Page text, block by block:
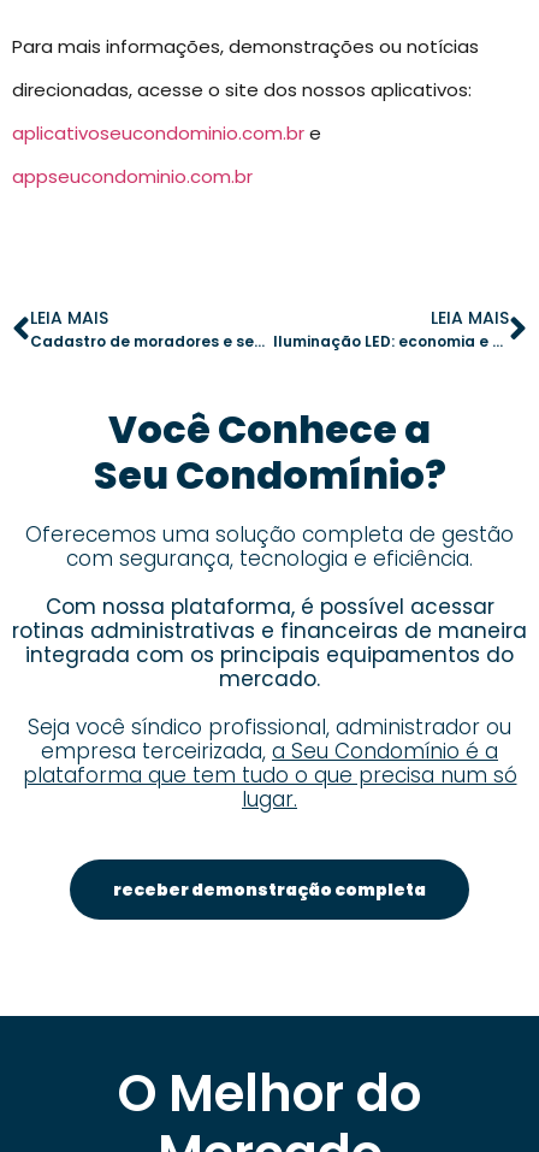
Para mais informações, demonstrações ou notícias
direcionadas, acesse o site dos nossos aplicativos:
aplicativoseucondominio.com.bre
appseucondominio.com.br
LEIA MAIS
Cadastro de moradores e segurança: os erros que podem colocar seu condomínio em risco
LEIA MAIS
Iluminação LED: economia e eficiência para condomínios
Você Conhece a
Seu Condomínio?
Oferecemos uma solução completa de gestão
com segurança, tecnologia e eficiência.
Com nossa plataforma, é possível acessar
rotinas administrativas e financeiras de maneira
integrada com os principais equipamentos do
mercado.
Seja você síndico profissional, administrador ou
empresa terceirizada, a Seu Condomínio é a
plataforma que tem tudo o que precisa num só
lugar.
receber demonstração completa
O Melhor do